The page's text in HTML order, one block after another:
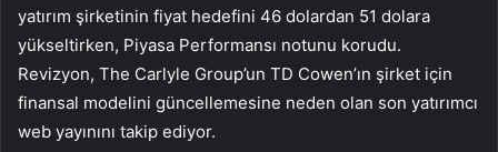
yatırım şirketinin fiyat hedefini 46 dolardan 51 dolara
yükseltirken, Piyasa Performansı notunu korudu.
Revizyon, The Carlyle Group’un TD Cowen’ın şirket için
finansal modelini güncellemesine neden olan son yatırımcı
web yayınını takip ediyor.